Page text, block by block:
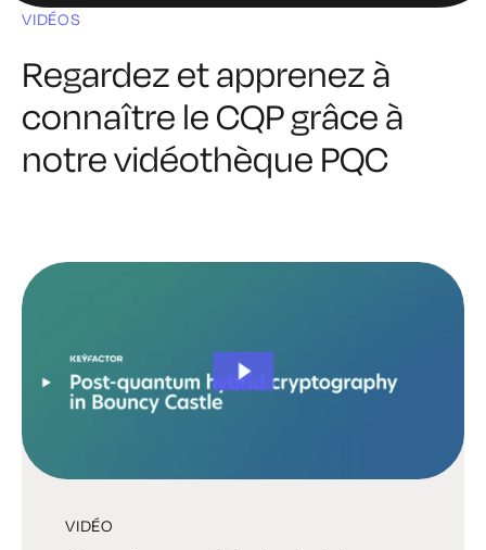
VIDÉOS
Regardez et apprenez à
connaître le CQP grâce à
notre vidéothèque PQC
VIDÉO